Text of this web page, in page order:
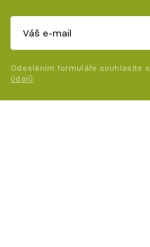
Odesláním formuláře souhlasíte s
údajů